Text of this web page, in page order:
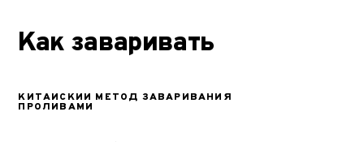
Как заваривать
КИТАЙСКИЙ МЕТОД ЗАВАРИВАНИЯ
ПРОЛИВАМИ